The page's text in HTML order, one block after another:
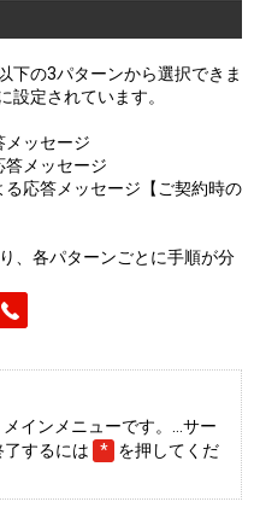
下の3パターンから選択できま
設定されています。
メッセージ
メッセージ
応答メッセージ【ご契約時の
、各パターンごとに手順が分
インメニューです。…サー
了するには * を押してくだ